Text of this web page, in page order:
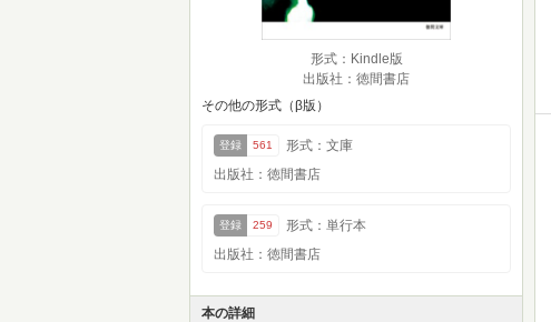
形式：Kindle版
出版社：徳間書店
その他の形式（β版）
登録 561
形式：文庫
出版社：徳間書店
登録 259
形式：単行本
出版社：徳間書店
本の詳細